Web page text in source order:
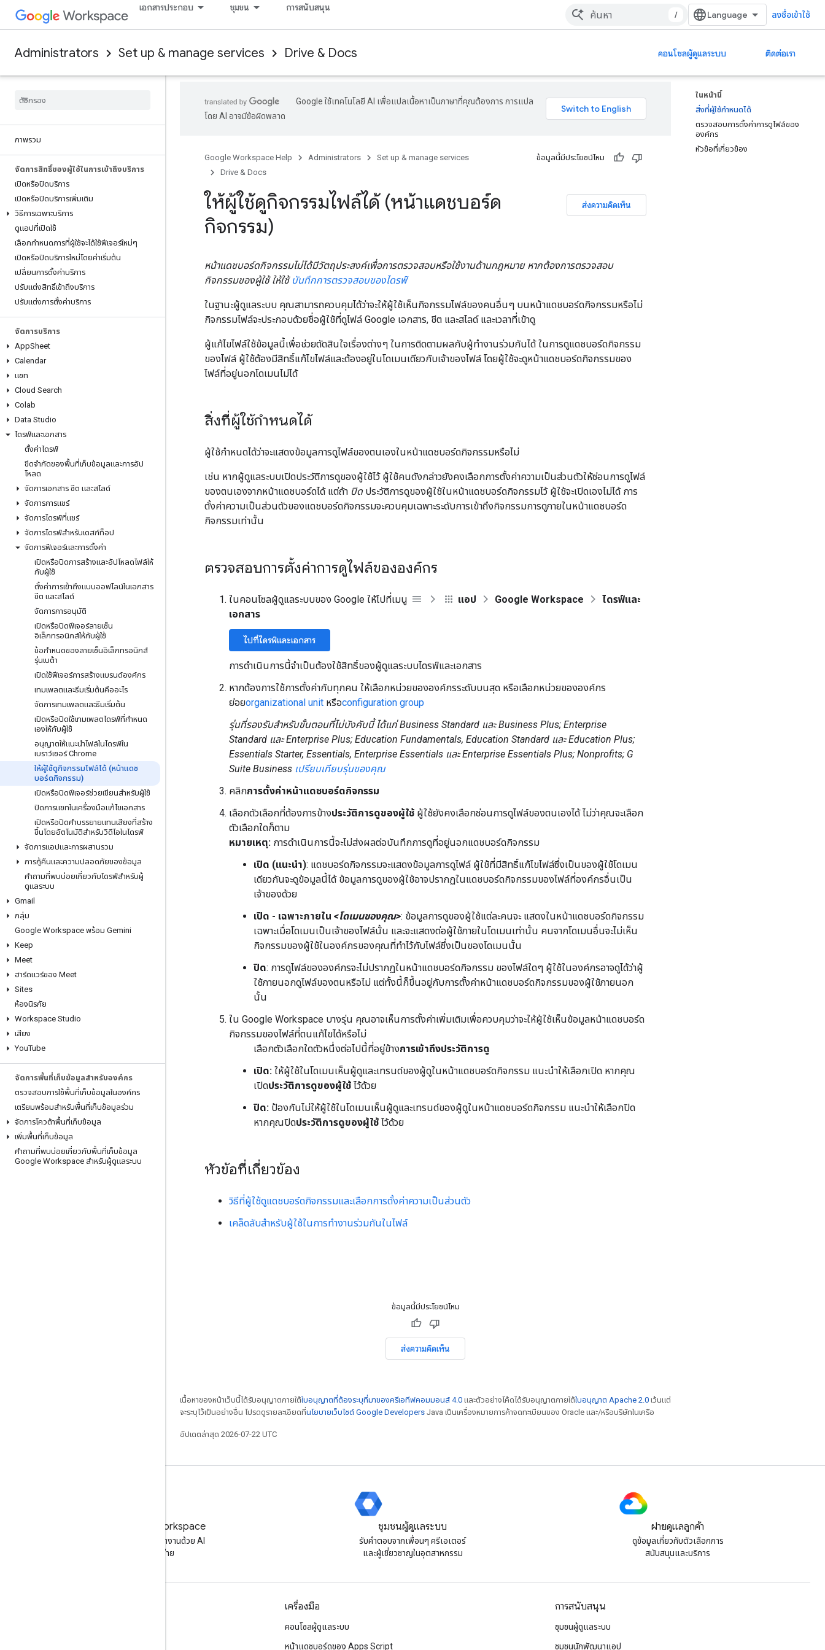
เอกสารประกอบ ชุมชน การสนับสนุน
/ ลงชื่อเข้าใช้
Administrators Set up & manage services Drive & Docs คอนโซลผู้ดูแลระบบ ติดต่อเรา
ภาพรวม
จัดการสิทธิ์ของผู้ใช้ในการเข้าถึงบริการ
เปิดหรือปิดบริการ
เปิดหรือปิดบริการเพิ่มเติม
วิธีการเฉพาะบริการ
ดูแอปที่เปิดใช้
เลือกกำหนดการที่ผู้ใช้จะได้ใช้ฟีเจอร์ใหม่ๆ
เปิดหรือปิดบริการใหม่โดยค่าเริ่มต้น
เปลี่ยนการตั้งค่าบริการ
ปรับแต่งสิทธิ์เข้าถึงบริการ
ปรับแต่งการตั้งค่าบริการ
จัดการบริการ
AppSheet
Calendar
แชท
Cloud Search
Colab
Data Studio
ไดรฟ์และเอกสาร
ตั้งค่าไดรฟ์
ขีดจำกัดของพื้นที่เก็บข้อมูลและการอัป
โหลด
จัดการเอกสาร ชีต และสไลด์
จัดการการแชร์
จัดการไดรฟ์ที่แชร์
จัดการไดรฟ์สำหรับเดสก์ท็อป
จัดการฟีเจอร์และการตั้งค่า
เปิดหรือปิดการสร้างและอัปโหลดไฟล์ให้
กับผู้ใช้
ตั้งค่าการเข้าถึงแบบออฟไลน์ในเอกสาร
ชีต และสไลด์​
จัดการการอนุมัติ
เปิดหรือปิดฟีเจอร์ลายเซ็น
อิเล็กทรอนิกส์ให้กับผู้ใช้
ข้อกำหนดของลายเซ็นอิเล็กทรอนิกส์
รุ่นเบต้า
เปิดใช้ฟีเจอร์การสร้างแบรนด์องค์กร
เทมเพลตและธีมเริ่มต้นคืออะไร
จัดการเทมเพลตและธีมเริ่มต้น
เปิดหรือปิดใช้เทมเพลตไดรฟ์ที่กำหนด
เองให้กับผู้ใช้
อนุญาตให้แนะนำไฟล์ในไดรฟ์ใน
เบราว์เซอร์ Chrome
ให้ผู้ใช้ดูกิจกรรมไฟล์ได้ (หน้าแดช
บอร์ดกิจกรรม)
เปิดหรือปิดฟีเจอร์ช่วยเขียนสำหรับผู้ใช้
ปิดการแชทในเครื่องมือแก้ไขเอกสาร
เปิดหรือปิดคำบรรยายแทนเสียงที่สร้าง
ขึ้นโดยอัตโนมัติสำหรับวิดีโอในไดรฟ์
จัดการแอปและการผสานรวม
การกู้คืนและความปลอดภัยของข้อมูล
คำถามที่พบบ่อยเกี่ยวกับไดรฟ์สำหรับผู้
ดูแลระบบ
Gmail
กลุ่ม
Google Workspace พร้อม Gemini
Keep
Meet
ฮาร์ดแวร์ของ Meet
Sites
ห้องนิรภัย
Workspace Studio
เสียง
YouTube
จัดการพื้นที่เก็บข้อมูลสำหรับองค์กร
ตรวจสอบการใช้พื้นที่เก็บข้อมูลในองค์กร
เตรียมพร้อมสำหรับพื้นที่เก็บข้อมูลร่วม
จัดการโควต้าพื้นที่เก็บข้อมูล
เพิ่มพื้นที่เก็บข้อมูล
คำถามที่พบบ่อยเกี่ยวกับพื้นที่เก็บข้อมูล
Google Workspace สำหรับผู้ดูแลระบบ
ในหน้านี้
สิ่งที่ผู้ใช้กำหนดได้
ตรวจสอบการตั้งค่าการดูไฟล์ของ
องค์กร
หัวข้อที่เกี่ยวข้อง
Google ใช้เทคโนโลยี AI เพื่อแปลเนื้อหาเป็นภาษาที่คุณต้องการ การแปล
โดย AI อาจมีข้อผิดพลาด
Google Workspace Help Administrators
Set up & manage services
Drive & Docs
ข้อมูลนี้มีประโยชน์ไหม
ส่งความคิดเห็น
ให้ผู้ใช้ดูกิจกรรมไฟล์ได้ (หน้าแดชบอร์ด
กิจกรรม)
หน้าแดชบอร์ดกิจกรรมไม่ได้มีวัตถุประสงค์เพื่อการตรวจสอบหรือใช้งานด้านกฎหมาย หากต้องการตรวจสอบ
กิจกรรมของผู้ใช้ ให้ใช้ บันทึกการตรวจสอบของไดรฟ์
ในฐานะผู้ดูแลระบบ คุณสามารถควบคุมได้ว่าจะให้ผู้ใช้เห็นกิจกรรมไฟล์ของคนอื่นๆ บนหน้าแดชบอร์ดกิจกรรมหรือไม่
กิจกรรมไฟล์จะประกอบด้วยชื่อผู้ใช้ที่ดูไฟล์ Google เอกสาร, ชีต และสไลด์ และเวลาที่เข้าดู
ผู้แก้ไขไฟล์ใช้ข้อมูลนี้เพื่อช่วยตัดสินใจเรื่องต่างๆ ในการติดตามผลกับผู้ทำงานร่วมกันได้ ในการดูแดชบอร์ดกิจกรรม
ของไฟล์ ผู้ใช้ต้องมีสิทธิ์แก้ไขไฟล์และต้องอยู่ในโดเมนเดียวกับเจ้าของไฟล์ โดยผู้ใช้จะดูหน้าแดชบอร์ดกิจกรรมของ
ไฟล์ที่อยู่นอกโดเมนไม่ได้
สิ่งที่ผู้ใช้กำหนดได้
ผู้ใช้กำหนดได้ว่าจะแสดงข้อมูลการดูไฟล์ของตนเองในหน้าแดชบอร์ดกิจกรรมหรือไม่
เช่น หากผู้ดูแลระบบเปิดประวัติการดูของผู้ใช้ไว้ ผู้ใช้คนดังกล่าวยังคงเลือกการตั้งค่าความเป็นส่วนตัวให้ซ่อนการดูไฟล์
ของตนเองจากหน้าแดชบอร์ดได้ แต่ถ้า ปิดประวัติการดูของผู้ใช้ในหน้าแดชบอร์ดกิจกรรมไว้ ผู้ใช้จะเปิดเองไม่ได้ การ
ตั้งค่าความเป็นส่วนตัวของแดชบอร์ดกิจกรรมจะควบคุมเฉพาะระดับการเข้าถึงกิจกรรมการดูภายในหน้าแดชบอร์ด
กิจกรรมเท่านั้น
ตรวจสอบการตั้งค่าการดูไฟล์ขององค์กร
ในคอนโซลผู้ดูแลระบบของ Google ให้ไปที่เมนู แอป Google Workspace
ไดรฟ์และ
เอกสาร
ไปที่ไดรฟ์และเอกสาร
การดำเนินการนี้จำเป็นต้องใช้สิทธิ์ของผู้ดูแลระบบไดรฟ์และเอกสาร
หากต้องการใช้การตั้งค่ากับทุกคน ให้เลือกหน่วยขององค์กรระดับบนสุด หรือเลือกหน่วยขององค์กร
ย่อยorganizational unit หรือconfiguration group
รุ่นที่รองรับสำหรับขั้นตอนที่ไม่บังคับนี้ ได้แก่ Business Standard และ Business Plus; Enterprise
Standard และ Enterprise Plus; Education Fundamentals, Education Standard และ Education Plus;
Essentials Starter, Essentials, Enterprise Essentials และ Enterprise Essentials Plus; Nonprofits; G
Suite Business เปรียบเทียบรุ่นของคุณ
คลิกการตั้งค่าหน้าแดชบอร์ดกิจกรรม
เลือกตัวเลือกที่ต้องการข้างประวัติการดูของผู้ใช้ ผู้ใช้ยังคงเลือกซ่อนการดูไฟล์ของตนเองได้ ไม่ว่าคุณจะเลือก
ตัวเลือกใดก็ตาม
หมายเหตุ: การดำเนินการนี้จะไม่ส่งผลต่อบันทึกการดูที่อยู่นอกแดชบอร์ดกิจกรรม
เปิด (แนะนำ): แดชบอร์ดกิจกรรมจะแสดงข้อมูลการดูไฟล์ ผู้ใช้ที่มีสิทธิ์แก้ไขไฟล์ซึ่งเป็นของผู้ใช้โดเมน
เดียวกันจะดูข้อมูลนี้ได้ ข้อมูลการดูของผู้ใช้อาจปรากฏในแดชบอร์ดกิจกรรมของไฟล์ที่องค์กรอื่นเป็น
เจ้าของด้วย
เปิด - เฉพาะภายใน <โดเมนของคุณ>: ข้อมูลการดูของผู้ใช้แต่ละคนจะ แสดงในหน้าแดชบอร์ดกิจกรรม
เฉพาะเมื่อโดเมนเป็นเจ้าของไฟล์นั้น และจะแสดงต่อผู้ใช้ภายในโดเมนเท่านั้น คนจากโดเมนอื่นจะไม่เห็น
กิจกรรมของผู้ใช้ในองค์กรของคุณที่ทำไว้กับไฟล์ซึ่งเป็นของโดเมนนั้น
ปิด: การดูไฟล์ขององค์กรจะไม่ปรากฏในหน้าแดชบอร์ดกิจกรรม ของไฟล์ใดๆ ผู้ใช้ในองค์กรอาจดูได้ว่าผู้
ใช้ภายนอกดูไฟล์ของตนหรือไม่ แต่ทั้งนี้ก็ขึ้นอยู่กับการตั้งค่าหน้าแดชบอร์ดกิจกรรมของผู้ใช้ภายนอก
นั้น
ใน Google Workspace บางรุ่น คุณอาจเห็นการตั้งค่าเพิ่มเติมเพื่อควบคุมว่าจะให้ผู้ใช้เห็นข้อมูลหน้าแดชบอร์ด
กิจกรรมของไฟล์ที่ตนแก้ไขได้หรือไม่
เลือกตัวเลือกใดตัวหนึ่งต่อไปนี้ที่อยู่ข้างการเข้าถึงประวัติการดู
เปิด: ให้ผู้ใช้ในโดเมนเห็นผู้ดูและเทรนด์ของผู้ดูในหน้าแดชบอร์ดกิจกรรม แนะนำให้เลือกเปิด หากคุณ
เปิดประวัติการดูของผู้ใช้ ไว้ด้วย
ปิด: ป้องกันไม่ให้ผู้ใช้ในโดเมนเห็นผู้ดูและเทรนด์ของผู้ดูในหน้าแดชบอร์ดกิจกรรม แนะนำให้เลือกปิด
หากคุณปิดประวัติการดูของผู้ใช้ ไว้ด้วย
หัวข้อที่เกี่ยวข้อง
วิธีที่ผู้ใช้ดูแดชบอร์ดกิจกรรมและเลือกการตั้งค่าความเป็นส่วนตัว
เคล็ดลับสำหรับผู้ใช้ในการทำงานร่วมกันในไฟล์
ข้อมูลนี้มีประโยชน์ไหม
ส่งความคิดเห็น
เนื้อหาของหน้าเว็บนี้ได้รับอนุญาตภายใต้ใบอนุญาตที่ต้องระบุที่มาของครีเอทีฟคอมมอนส์ 4.0 และตัวอย่างโค้ดได้รับอนุญาตภายใต้ใบอนุญาต Apache 2.0 เว้นแต่
จะระบุไว้เป็นอย่างอื่น โปรดดูรายละเอียดที่นโยบายเว็บไซต์ Google Developers Java เป็นเครื่องหมายการค้าจดทะเบียนของ Oracle และ/หรือบริษัทในเครือ
อัปเดตล่าสุด 2026-07-22 UTC
ลองใช้ Google Workspace
เพิ่มประสิทธิภาพการทำงานด้วย AI
โดยไม่มีค่าใช้จ่าย
ชุมชนผู้ดูแลระบบ
รับคําตอบจากเพื่อนๆ ครีเอเตอร์
และผู้เชี่ยวชาญในอุตสาหกรรม
ฝ่ายดูแลลูกค้า
ดูข้อมูลเกี่ยวกับตัวเลือกการ
สนับสนุนและบริการ
เครื่องมือ
คอนโซลผู้ดูแลระบบ
หน้าแดชบอร์ดของ Apps Script
การสนับสนุน
ชุมชนผู้ดูแลระบบ
ชุมชนนักพัฒนาแอป